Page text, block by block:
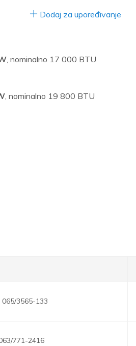
, nominalno 17 000 BTU
, nominalno 19 800 BTU
Dodaj za upoređivanje
065/3565-133
771-2416